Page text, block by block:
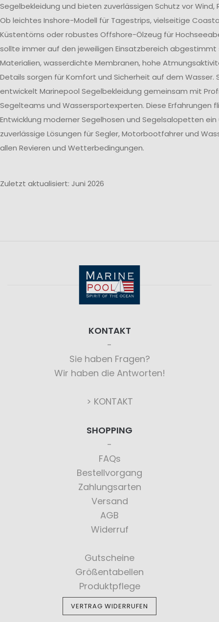
Segelbekleidung und bieten zuverlässigen Schutz vor Wind,
Ob leichtes Inshore-Modell für Tagestrips, vielseitige
Küstentörns oder robustes Offshore-Ölzeug für
sollte immer auf den jeweiligen Einsatzbereich abgestimmt
Materialien, wasserdichte Membranen, hohe
Details sorgen für Komfort und Sicherheit auf dem Wasser.
entwickelt Marinepool Segelbekleidung gemeinsam mit
Segelteams und Wassersportexperten. Diese Erfahrungen
Entwicklung moderner Segelhosen und Segelsalopetten
zuverlässige Lösungen für Segler, Motorbootfahrer und
allen Revieren und Wetterbedingungen.
Zuletzt aktualisiert: Juni 2026
KONTAKT
Sie haben Fragen?
Wir haben die Antworten!
> KONTAKT
SHOPPING
FAQs
Bestellvorgang
Zahlungsarten
Versand
AGB
Widerruf
Gutscheine
Größentabellen
Produktpflege
VERTRAG WIDERRUFEN